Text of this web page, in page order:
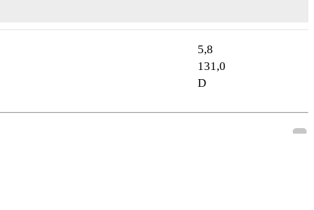
5,8
131,0
D